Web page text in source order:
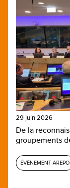
29 juin 2026
De la
groupements
ÉVÈNEMENT AREPO